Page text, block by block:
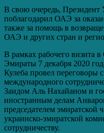
В свою очередь,
поблагодарил ОАЭ за
также за помощь в
ОАЭ и других стран и
В рамках рабочего визита
Эмираты 7 декабря 2020
Кулеба провел переговоры
международного
Заидом Аль Нахайаном и
иностранным делам
председателем эмиратской
украинско-эмиратской
сотрудничеству.